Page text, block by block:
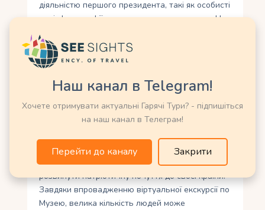
діяльністю першого президента, такі як особисті
речі, фотографії, документи, нагороди тощо. Це
видатної постаті казахстанської історії для
майбутніх поколінь.
Крім того, Музей першого президента
республіки Казахстан активно залучається до
освітньо-просвітницької роботи. В рамках своєї
діяльності організовуються різноманітні освітні
громадськості. Це допомагає поширити
історичну свідомість серед населення та
розвинути патріотичну почуття до своєї країни.
Завдяки впровадженню віртуальної екскурсії по
Музею, велика кількість людей може
Наш канал в Telegram!
Хочете отримувати актуальні Гарячі Тури? - підпишіться
на наш канал в Телеграм!
Перейти до каналу Закрити